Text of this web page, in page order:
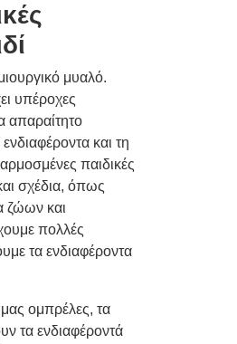
μυαλό.
υπέροχες
απαραίτητο
και τη
παιδικές
σχέδια, όπως
ζώων και
πολλές
τα ενδιαφέροντα
μας ομπρέλες, τα
τα ενδιαφέροντά